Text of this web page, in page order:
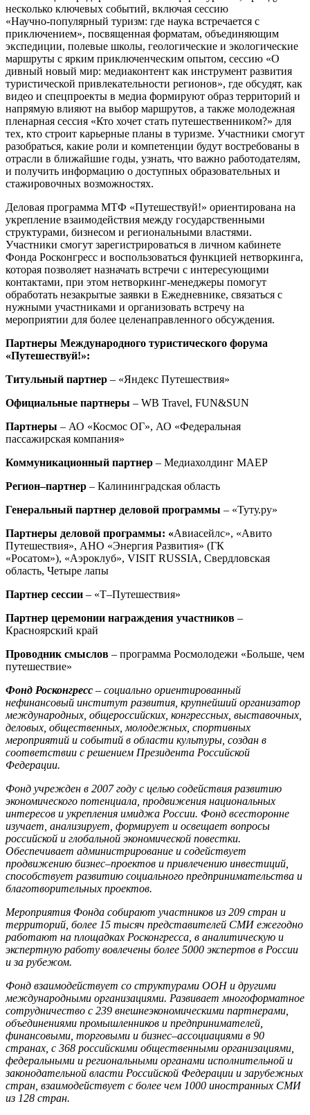
несколько ключевых событий, включая сессию
«Научно‑популярный туризм: где наука встречается с
приключением», посвященная форматам, объединяющим
экспедиции, полевые школы, геологические и экологические
маршруты с ярким приключенческим опытом, сессию «О
дивный новый мир: медиаконтент как инструмент развития
туристической привлекательности регионов», где обсудят, как
видео и спецпроекты в медиа формируют образ территорий и
напрямую влияют на выбор маршрутов, а также молодежная
пленарная сессия «Кто хочет стать путешественником?» для
тех, кто строит карьерные планы в туризме. Участники смогут
разобраться, какие роли и компетенции будут востребованы в
отрасли в ближайшие годы, узнать, что важно работодателям,
и получить информацию о доступных образовательных и
стажировочных возможностях.
Деловая программа МТФ «Путешествуй!» ориентирована на
укрепление взаимодействия между государственными
структурами, бизнесом и региональными властями.
Участники смогут зарегистрироваться в личном кабинете
Фонда Росконгресс и воспользоваться функцией нетворкинга,
которая позволяет назначать встречи с интересующими
контактами, при этом нетворкинг-менеджеры помогут
обработать незакрытые заявки в Ежедневнике, связаться с
нужными участниками и организовать встречу на
мероприятии для более целенаправленного обсуждения.
Партнеры Международного туристического форума
«Путешествуй!»:
Титульный партнер – «Яндекс Путешествия»
Официальные партнеры – WB Travel, FUN&SUN
Партнеры – АО «Космос ОГ», АО «Федеральная
пассажирская компания»
Коммуникационный партнер – Медиахолдинг MAEР
Регион–партнер – Калининградская область
Генеральный партнер деловой программы – «Туту.ру»
Партнеры деловой программы: «Авиасейлс», «Авито
Путешествия», АНО «Энергия Развития» (ГК
«Росатом»), «Аэроклуб», VISIT RUSSIA, Свердловская
область, Четыре лапы
Партнер сессии – «Т–Путешествия»
Партнер церемонии награждения участников –
Красноярский край
Проводник смыслов – программа Росмолодежи «Больше, чем
путешествие»
Фонд Росконгресс – социально ориентированный
нефинансовый институт развития, крупнейший организатор
международных, общероссийских, конгрессных, выставочных,
деловых, общественных, молодежных, спортивных
мероприятий и событий в области культуры, создан в
соответствии с решением Президента Российской
Федерации.
Фонд учрежден в 2007 году с целью содействия развитию
экономического потенциала, продвижения национальных
интересов и укрепления имиджа России. Фонд всесторонне
изучает, анализирует, формирует и освещает вопросы
российской и глобальной экономической повестки.
Обеспечивает администрирование и содействует
продвижению бизнес–проектов и привлечению инвестиций,
способствует развитию социального предпринимательства и
благотворительных проектов.
Мероприятия Фонда собирают участников из 209 стран и
территорий, более 15 тысяч представителей СМИ ежегодно
работают на площадках Росконгресса, в аналитическую и
экспертную работу вовлечены более 5000 экспертов в России
и за рубежом.
Фонд взаимодействует со структурами ООН и другими
международными организациями. Развивает многоформатное
сотрудничество с 239 внешнеэкономическими партнерами,
объединениями промышленников и предпринимателей,
финансовыми, торговыми и бизнес–ассоциациями в 90
странах, с 368 российскими общественными организациями,
федеральными и региональными органами исполнительной и
законодательной власти Российской Федерации и зарубежных
стран, взаимодействует с более чем 1000 иностранных СМИ
из 128 стран.